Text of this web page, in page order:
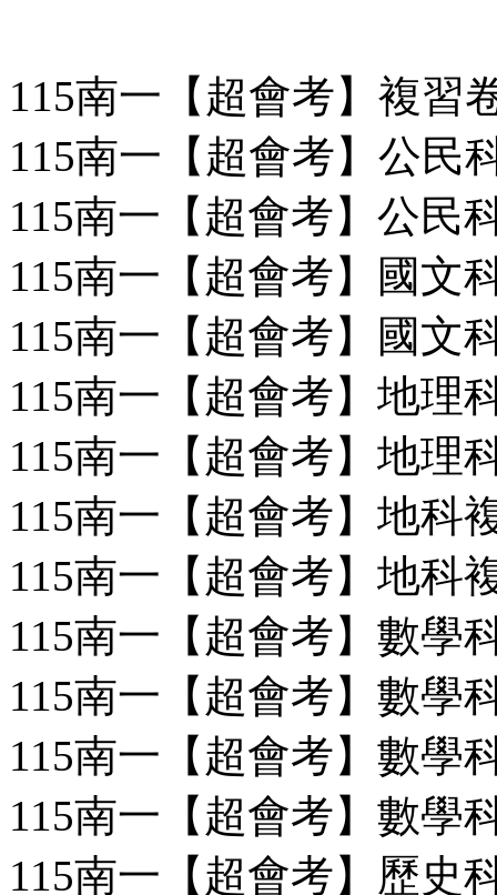
115南一【超會考】複習
115南一【超會考】公民
115南一【超會考】公民
115南一【超會考】國文
115南一【超會考】國文
115南一【超會考】地理
115南一【超會考】地理
115南一【超會考】地科
115南一【超會考】地科
115南一【超會考】數學
115南一【超會考】數學
115南一【超會考】數學
115南一【超會考】數學
115南一【超會考】歷史